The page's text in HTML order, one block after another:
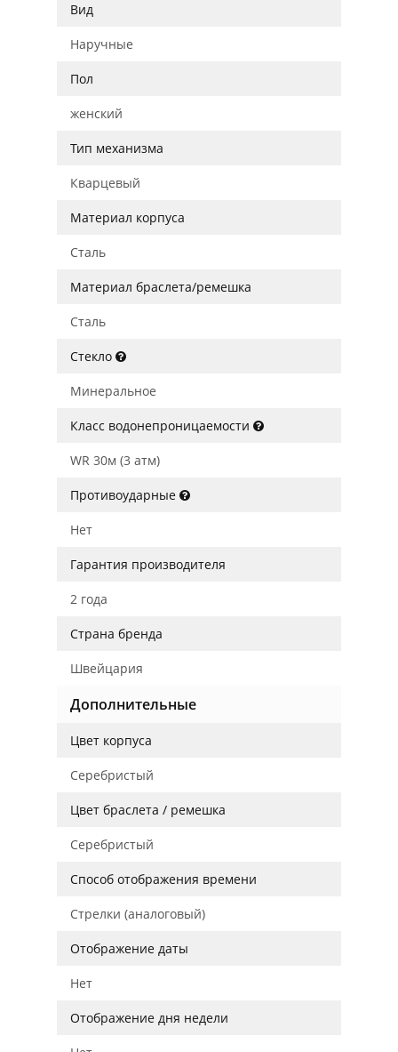
Вид
Наручные
Пол
женский
Тип механизма
Кварцевый
Материал корпуса
Сталь
Материал браслета/ремешка
Сталь
Стекло
Минеральное
Класс водонепроницаемости
WR 30м (3 атм)
Противоударные
Нет
Гарантия производителя
2 года
Страна бренда
Швейцария
Дополнительные
Цвет корпуса
Серебристый
Цвет браслета / ремешка
Серебристый
Способ отображения времени
Стрелки (аналоговый)
Отображение даты
Нет
Отображение дня недели